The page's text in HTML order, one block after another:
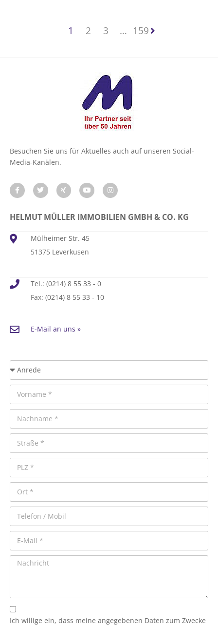
1 2 3 … 159
Besuchen Sie uns für Aktuelles auch auf unseren Social-
Media-Kanälen.
HELMUT MÜLLER IMMOBILIEN GMBH & CO. KG
Mülheimer Str. 45
51375 Leverkusen
Tel.: (0214) 8 55 33 - 0
Fax: (0214) 8 55 33 - 10
E-Mail an uns »
Ich willige ein, dass meine angegebenen Daten zum Zwecke